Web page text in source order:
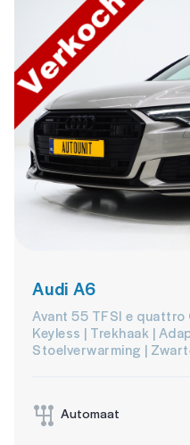
Audi A6
Avant 55 TFSI e
Keyless | Trekhaak |
Stoelverwarming |
Automaat